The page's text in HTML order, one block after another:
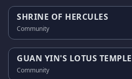
SHRINE OF HERCULES
Community
GUAN YIN'S LOTUS TEMPLE
Community